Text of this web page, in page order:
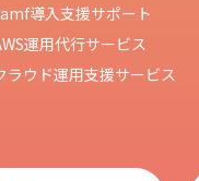
導入支援サポート
運用代行サービス
ラウド運用支援サービス